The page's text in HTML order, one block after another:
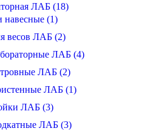
ЛАБ (18)
навесные (1)
весов ЛАБ (2)
ЛАБ (4)
ЛАБ (2)
ЛАБ (1)
ЛАБ (3)
ЛАБ (3)